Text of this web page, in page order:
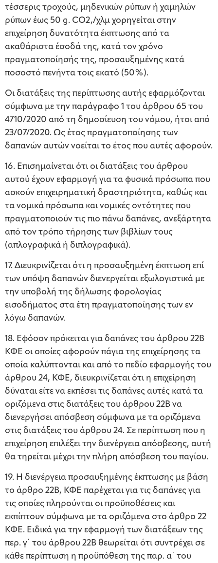
τέσσερις τροχούς, μηδενικών ρύπων ή χαμηλών
ρύπων έως 50 g. CO2,/χλμ χορηγείται στην
επιχείρηση δυνατότητα έκπτωσης από τα
ακαθάριστα έσοδά της, κατά τον χρόνο
πραγματοποίησής της, προσαυξημένης κατά
ποσοστό πενήντα τοις εκατό (50%).
Οι διατάξεις της περίπτωσης αυτής εφαρμόζονται
σύμφωνα με την παράγραφο 1 του άρθρου 65 του
4710/2020 από τη δημοσίευση του νόμου, ήτοι από
23/07/2020. Ως έτος πραγματοποίησης των
δαπανών αυτών νοείται το έτος που αυτές αφορούν.
16. Επισημαίνεται ότι οι διατάξεις του άρθρου
αυτού έχουν εφαρμογή για τα φυσικά πρόσωπα που
ασκούν επιχειρηματική δραστηριότητα, καθώς και
τα νομικά πρόσωπα και νομικές οντότητες που
πραγματοποιούν τις πιο πάνω δαπάνες, ανεξάρτητα
από τον τρόπο τήρησης των βιβλίων τους
(απλογραφικά ή διπλογραφικά).
17. Διευκρινίζεται ότι η προσαυξημένη έκπτωση επί
των υπόψη δαπανών διενεργείται εξωλογιστικά με
την υποβολή της δήλωσης φορολογίας
εισοδήματος στα έτη πραγματοποίησης των εν
λόγω δαπανών.
18. Εφόσον πρόκειται για δαπάνες του άρθρου 22Β
ΚΦΕ οι οποίες αφορούν πάγια της επιχείρησης τα
οποία καλύπτονται και από το πεδίο εφαρμογής του
άρθρου 24, ΚΦΕ, διευκρινίζεται ότι η επιχείρηση
δύναται είτε να εκπέσει τις δαπάνες αυτές κατά τα
οριζόμενα στις διατάξεις του άρθρου 22Β να
διενεργήσει απόσβεση σύμφωνα με τα οριζόμενα
στις διατάξεις του άρθρου 24. Σε περίπτωση που η
επιχείρηση επιλέξει την διενέργεια απόσβεσης, αυτή
θα τηρείται μέχρι την πλήρη απόσβεση του παγίου.
19. Η διενέργεια προσαυξημένης έκπτωσης με βάση
το άρθρο 22Β, ΚΦΕ παρέχεται για τις δαπάνες για
τις οποίες πληρούνται οι προϋποθέσεις και
εκπίπτουν σύμφωνα με τα οριζόμενα στο άρθρο 22
ΚΦΕ. Ειδικά για την εφαρμογή των διατάξεων της
περ. γ΄ του άρθρου 22Β θεωρείται ότι συντρέχει σε
κάθε περίπτωση η προϋπόθεση της παρ. α΄ του